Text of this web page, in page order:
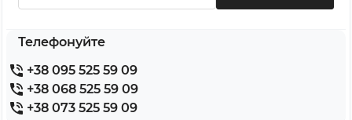
Телефонуйте
+38 095 525 59 09
+38 068 525 59 09
+38 073 525 59 09